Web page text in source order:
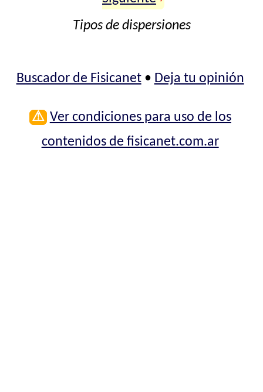
Tipos de dispersiones
Buscador de Fisicanet• Deja tu opinión
⚠ Ver condiciones para uso de los
contenidos de fisicanet.com.ar